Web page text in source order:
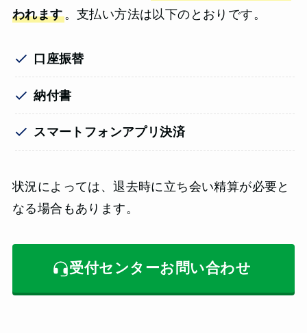
われます。支払い方法は以下のとおりです。
口座振替
納付書
スマートフォンアプリ決済
状況によっては、退去時に立ち会い精算が必要と
なる場合もあります。
受付センターお問い合わせ